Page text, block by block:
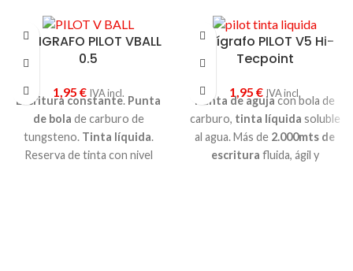
BOLIGRAFO PILOT VBALL
0.5
1,95 € IVA incl.
Escritura constante. Punta
de bola de carburo de
tungsteno. Tinta líquida.
Reserva de tinta con nivel
Bolígrafo PILOT V5 Hi-
Tecpoint
1,95 € IVA incl.
Punta de agujacon bola de
carburo, tinta líquida soluble
al agua. Más de 2.000mts de
escritura fluida, ágil y